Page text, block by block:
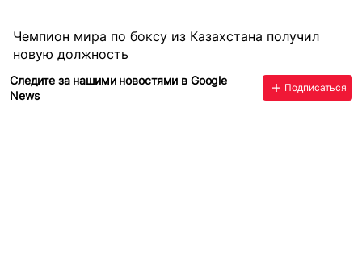
Чемпион мира по боксу из Казахстана получил
новую должность
Следите за нашими новостями в Google
News
Подписаться